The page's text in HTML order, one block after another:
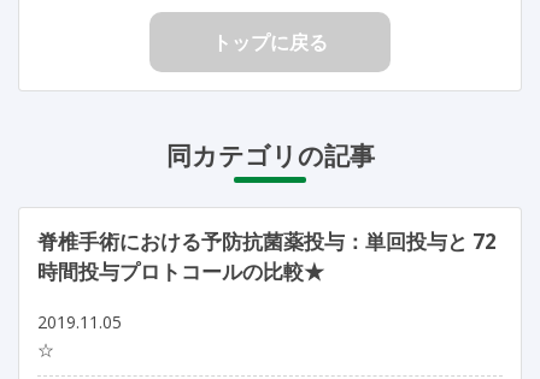
トップに戻る
同カテゴリの記事
脊椎手術における予防抗菌薬投与：単回投与と 72
時間投与プロトコールの比較★
2019.11.05
☆